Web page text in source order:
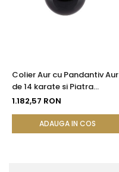
Colier Aur cu Pandantiv Aur
de 14 karate si Piatra
Semipretioasa Naturala de
1.182,57 RON
ADAUGA IN COS